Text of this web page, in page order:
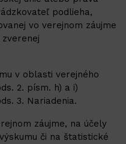
podlieha,
vo verejnom záujme
v oblasti verejného
2. písm. h) a i)
3. Nariadenia.
záujme, na účely
či na štatistické